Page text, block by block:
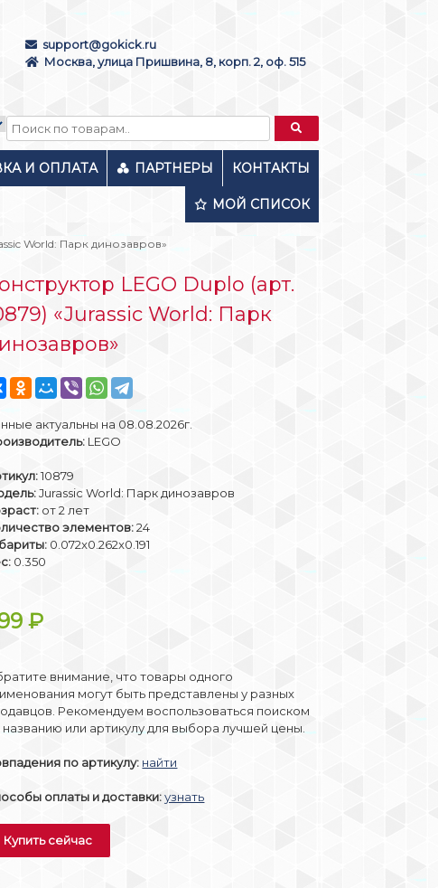
support@gokick.ru
Москва, улица Пришвина, 8, корп. 2, оф. 515
И ОПЛАТА ПАРТНЕРЫ КОНТАКТЫ
МОЙ СПИСОК
World: Парк динозавров»
LEGO Duplo (арт.
«Jurassic World: Парк
актуальны на 08.08.2026г.
LEGO
10879
Jurassic World: Парк динозавров
от 2 лет
элементов:24
0.072x0.262x0.191
0.350
₽
внимание, что товары одного
могут быть представлены у разных
Рекомендуем воспользоваться поиском
названию или артикулу для выбора лучшей цены.
по артикулу: найти
оплаты и доставки: узнать
Купить сейчас